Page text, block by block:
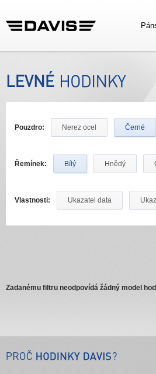
Pouzdro: Nerez ocel Černé
Řemínek: Bílý Hnědý
Vlastnosti: Ukazatel data
Zadanému filtru neodpovídá žádný model